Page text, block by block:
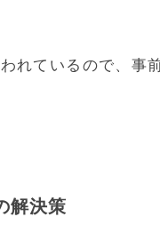
れているので、事
解決策